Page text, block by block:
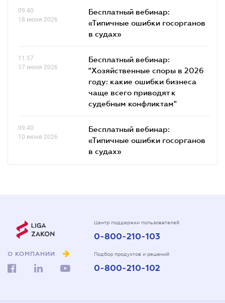
09.40
18 июня 2026
Бесплатный вебинар:
«Типичные ошибки госорганов
в судах»
11.57
17 июня 2026
Бесплатный вебинар:
"Хозяйственные споры в 2026
году: какие ошибки бизнеса
чаще всего приводят к
судебным конфликтам"
09.40
10 июня 2026
Бесплатный вебинар:
«Типичные ошибки госорганов
в судах»
О КОМПАНИИ
Центр поддержки пользователей
0-800-210-103
Подбор продуктов и решений
0-800-210-102